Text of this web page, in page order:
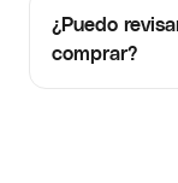
¿Puedo
comprar?